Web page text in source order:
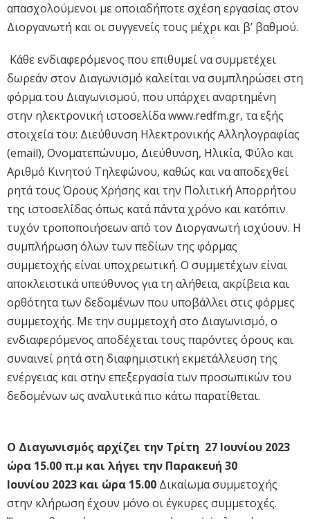
απασχολούμενοι με οποιαδήποτε σχέση εργασίας στον
Διοργανωτή και οι συγγενείς τους μέχρι και β’ βαθμού.
Κάθε ενδιαφερόμενος που επιθυμεί να συμμετέχει
δωρεάν στον Διαγωνισμό καλείται να συμπληρώσει στη
φόρμα του Διαγωνισμού, που υπάρχει αναρτημένη
στην ηλεκτρονική ιστοσελίδα www.redfm.gr, τα εξής
στοιχεία του: Διεύθυνση Ηλεκτρονικής Αλληλογραφίας
(email), Ονοματεπώνυμο, Διεύθυνση, Ηλικία, Φύλο και
Αριθμό Κινητού Τηλεφώνου, καθώς και να αποδεχθεί
ρητά τους Όρους Χρήσης και την Πολιτική Απορρήτου
της ιστοσελίδας όπως κατά πάντα χρόνο και κατόπιν
τυχόν τροποποιήσεων από τον Διοργανωτή ισχύουν. Η
συμπλήρωση όλων των πεδίων της φόρμας
συμμετοχής είναι υποχρεωτική. Ο συμμετέχων είναι
αποκλειστικά υπεύθυνος για τη αλήθεια, ακρίβεια και
ορθότητα των δεδομένων που υποβάλλει στις φόρμες
συμμετοχής. Με την συμμετοχή στο Διαγωνισμό, ο
ενδιαφερόμενος αποδέχεται τους παρόντες όρους και
συναινεί ρητά στη διαφημιστική εκμετάλλευση της
ενέργειας και στην επεξεργασία των προσωπικών του
δεδομένων ως αναλυτικά πιο κάτω παρατίθεται.
Ο Διαγωνισμός αρχίζει την Τρίτη 27 Ιουνίου 2023
ώρα 15.00 π.μ και λήγει την Παρακευή 30
Ιουνίου 2023 και ώρα 15.00 Δικαίωμα συμμετοχής
στην κλήρωση έχουν μόνο οι έγκυρες συμμετοχές.